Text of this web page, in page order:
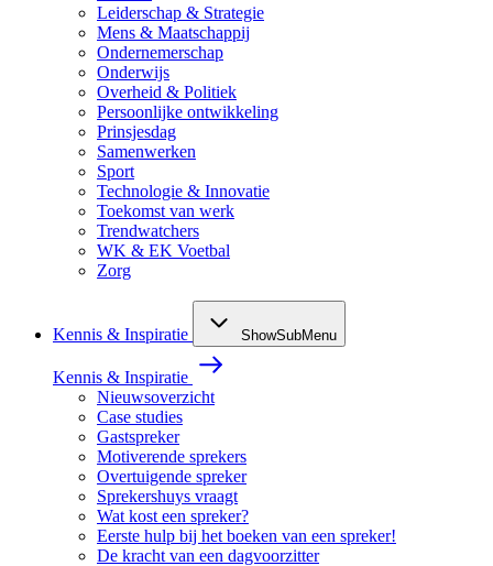
Leiderschap & Strategie
Mens & Maatschappij
Ondernemerschap
Onderwijs
Overheid & Politiek
Persoonlijke ontwikkeling
Prinsjesdag
Samenwerken
Sport
Technologie & Innovatie
Toekomst van werk
Trendwatchers
WK & EK Voetbal
Zorg
Kennis & Inspiratie ShowSubMenu
Kennis & Inspiratie
Nieuwsoverzicht
Case studies
Gastspreker
Motiverende sprekers
Overtuigende spreker
Sprekershuys vraagt
Wat kost een spreker?
Eerste hulp bij het boeken van een spreker!
De kracht van een dagvoorzitter